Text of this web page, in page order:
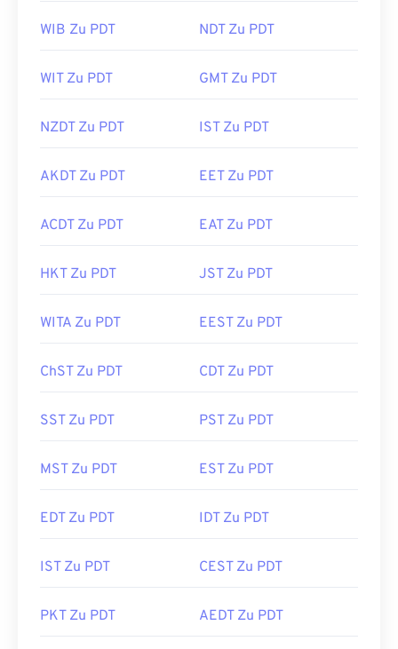
WIB Zu PDT NDT Zu PDT
WIT Zu PDT GMT Zu PDT
NZDT Zu PDT IST Zu PDT
AKDT Zu PDT EET Zu PDT
ACDT Zu PDT EAT Zu PDT
HKT Zu PDT JST Zu PDT
WITA Zu PDT EEST Zu PDT
ChST Zu PDT CDT Zu PDT
SST Zu PDT PST Zu PDT
MST Zu PDT EST Zu PDT
EDT Zu PDT IDT Zu PDT
IST Zu PDT CEST Zu PDT
PKT Zu PDT AEDT Zu PDT